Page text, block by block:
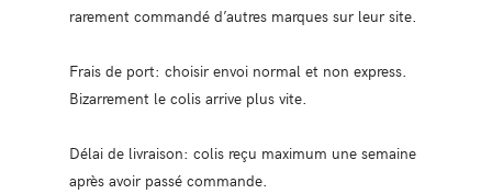
rarement commandé d’autres marques sur leur site.
Frais de port: choisir envoi normal et non express.
Bizarrement le colis arrive plus vite.
Délai de livraison: colis reçu maximum une semaine
après avoir passé commande.